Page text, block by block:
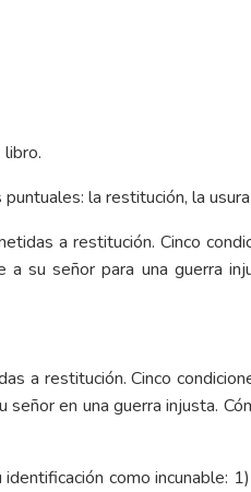
la restitución, la
a restitución. Cinco
en una guerra injusta.
como incunable: